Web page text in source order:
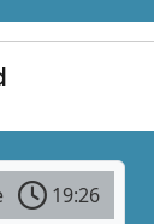
19:26